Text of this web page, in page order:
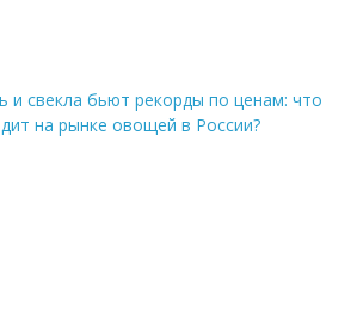
и свекла бьют рекорды по ценам: что
на рынке овощей в России?